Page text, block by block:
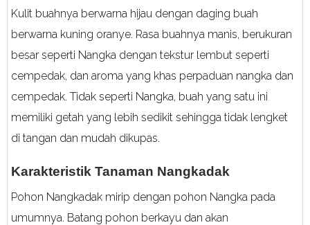
Kulit buahnya berwarna hijau dengan daging buah
berwarna kuning oranye. Rasa buahnya manis, berukuran
besar seperti Nangka dengan tekstur lembut seperti
cempedak, dan aroma yang khas perpaduan nangka dan
cempedak. Tidak seperti Nangka, buah yang satu ini
memiliki getah yang lebih sedikit sehingga tidak lengket
di tangan dan mudah dikupas.
Karakteristik Tanaman Nangkadak
Pohon Nangkadak mirip dengan pohon Nangka pada
umumnya. Batang pohon berkayu dan akan